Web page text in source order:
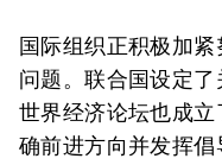
国际组织正积极加
问题。联合国设定了
世界经济论坛也成
确前进方向并发挥